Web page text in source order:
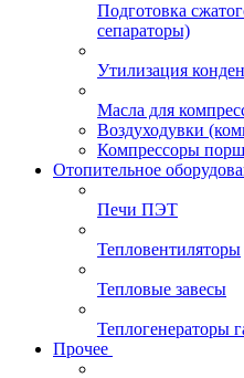
Подготовка
сепараторы)
Утилизация
Масла для
Воздуходувки
Компрессоры
Отопительное
Печи ПЭТ
Тепловентиляторы
Тепловые завесы
Теплогенераторы
Прочее